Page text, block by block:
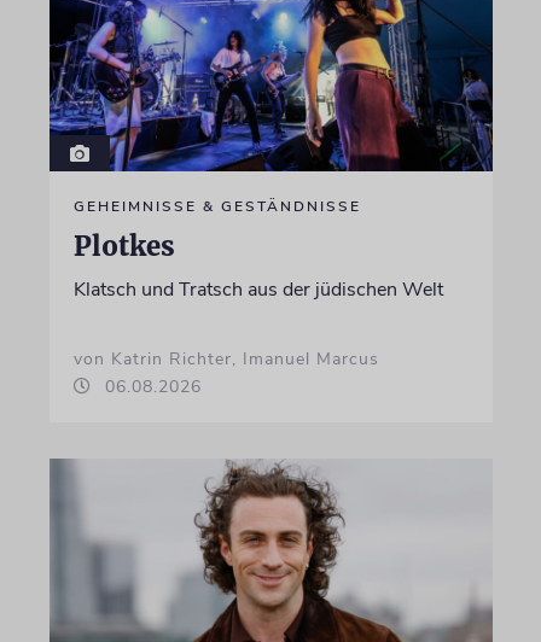
GEHEIMNISSE & GESTÄNDNISSE
Plotkes
Klatsch und Tratsch aus der jüdischen Welt
von Katrin Richter, Imanuel Marcus
06.08.2026